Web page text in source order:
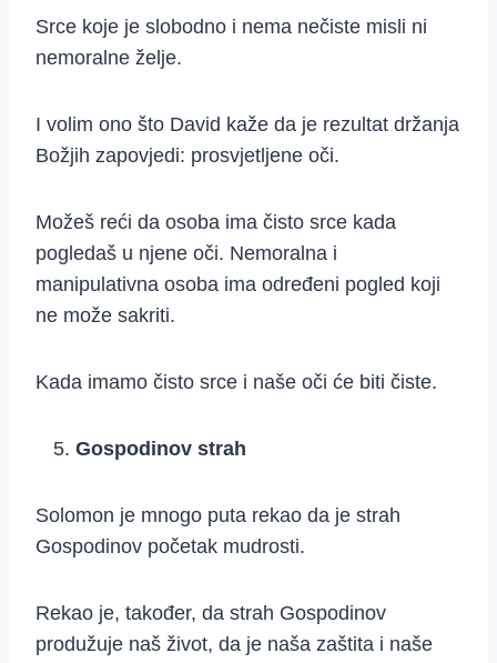
Srce koje je slobodno i nema nečiste misli ni
nemoralne želje.
I volim ono što David kaže da je rezultat držanja
Božjih zapovjedi: prosvjetljene oči.
Možeš reći da osoba ima čisto srce kada
pogledaš u njene oči. Nemoralna i
manipulativna osoba ima određeni pogled koji
ne može sakriti.
Kada imamo čisto srce i naše oči će biti čiste.
Gospodinov strah
Solomon je mnogo puta rekao da je strah
Gospodinov početak mudrosti.
Rekao je, također, da strah Gospodinov
produžuje naš život, da je naša zaštita i naše